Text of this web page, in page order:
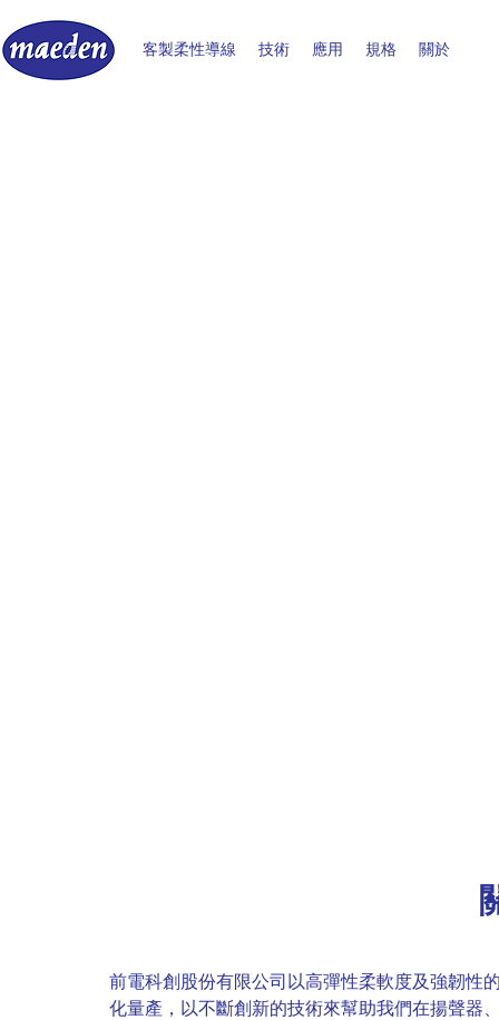
客製柔性導線 技術 應用 規格 關於
前電科創股份有限公司以高彈性柔軟度及強韌性
化量產，以不斷創新的技術來幫助我們在揚聲器